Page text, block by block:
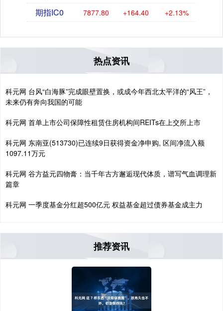
期指IC0 7877.80 +164.40 +2.13%
热点资讯
科元网 台风“白海豚”完成眼壁置换，或成今年西北太平洋的“风王”，
未来仍有奔向我国的可能
科元网 首单上市公司保障性租赁住房机构间REITs在上交所上市
科元网 东南亚(513730)已连续9日获得资金净申购, 区间净流入额
1097.11万元
科元网 谷方益元四物膏：当千年古方邂逅现代体质，谱写气血调理新
篇章
科元网 一季度基金分红超500亿元 权益基金超过债券基金成主力
推荐资讯